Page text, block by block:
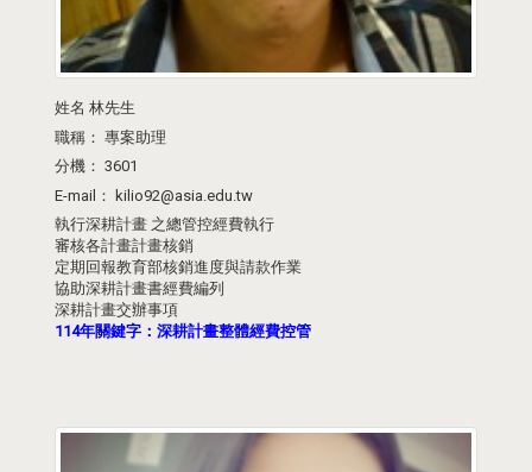
姓名 林先生
職稱： 專案助理
分機： 3601
E-mail： kilio92@asia.edu.tw
執行深耕計畫 之總管控經費執行
審核各計畫計畫核銷
定期回報教育部核銷進度與請款作業
協助深耕計畫書經費編列
深耕計畫交辦事項
114年關鍵字：深耕計畫整體經費控管